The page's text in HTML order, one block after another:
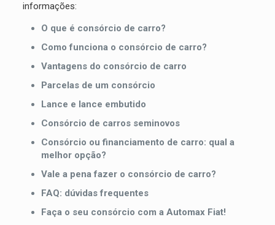
informações:
O que é consórcio de carro?
Como funciona o consórcio de carro?
Vantagens do consórcio de carro
Parcelas de um consórcio
Lance e lance embutido
Consórcio de carros seminovos
Consórcio ou financiamento de carro: qual a
melhor opção?
Vale a pena fazer o consórcio de carro?
FAQ: dúvidas frequentes
Faça o seu consórcio com a Automax Fiat!